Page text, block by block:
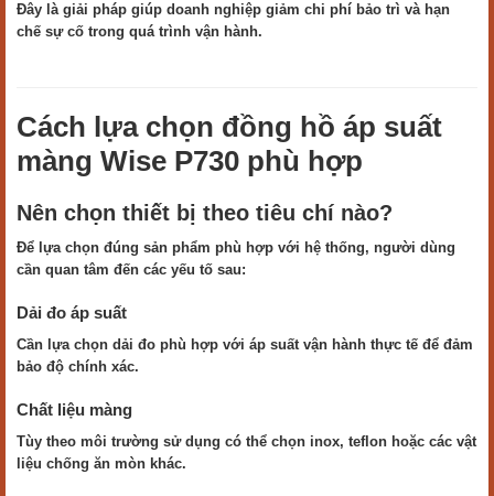
Đây là giải pháp giúp doanh nghiệp giảm chi phí bảo trì và hạn
chế sự cố trong quá trình vận hành.
Cách lựa chọn đồng hồ áp suất
màng Wise P730 phù hợp
Nên chọn thiết bị theo tiêu chí nào?
Để lựa chọn đúng sản phẩm phù hợp với hệ thống, người dùng
cần quan tâm đến các yếu tố sau:
Dải đo áp suất
Cần lựa chọn dải đo phù hợp với áp suất vận hành thực tế để đảm
bảo độ chính xác.
Chất liệu màng
Tùy theo môi trường sử dụng có thể chọn inox, teflon hoặc các vật
liệu chống ăn mòn khác.